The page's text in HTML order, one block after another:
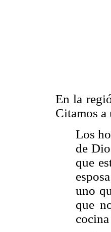
En la
Citamos a
Los
de
que
uno
que